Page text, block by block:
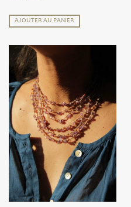
AJOUTER AU PANIER